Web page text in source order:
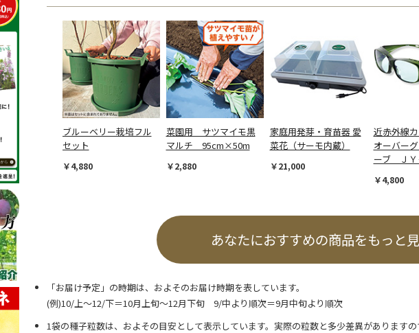
ブルーベリー栽培フル
セット
￥4,880
菜園用 サツマイモ黒
マルチ 95cm×50m
￥2,880
家庭用発芽・育苗器 愛
菜花（サーモ内蔵）
￥21,000
近赤外線
オーバー
ーブ ＪＹ
￥4,800
あなたにおすすめの商品をもっと
「お届け予定」の時期は、およそのお届け時期を表しています。
(例)10/上～12/下＝10月上旬～12月下旬 9/中より順次＝9月中旬より順次
1袋の種子粒数は、およその目安として表示しています。実際の粒数と多少差異がありますの